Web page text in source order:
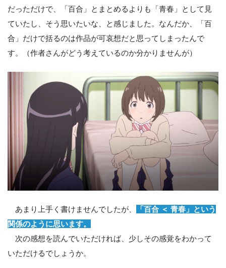
だっただけで、「百合」とまとめるよりも「青春」として見
ていたし、そう思いたいな、と感じました。なんだか、「百
合」だけで括るのは作品が可哀想だと思ってしまったんで
す。（作者さんがどう考えているのか分かりませんが）
あまり上手く書けませんでしたが、
「百合 ＜ 青春」という
関係のように思います。
次の感想を読んでいただければ、少しその感覚をわかって
いただけるでしょうか。